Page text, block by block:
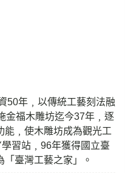
50年﹐以傳統工藝刻法融
金福木雕坊迄今37年﹐逐
能﹐使木雕坊成為觀光工
習站﹐96年獲得國立臺
臺灣工藝之家」。